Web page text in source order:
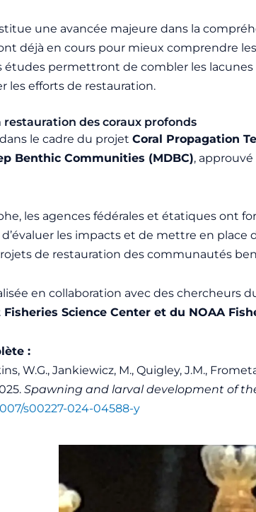
une avancée majeure dans la
déjà en cours pour mieux comprendre les
études permettront de combler les
les efforts de restauration.
restauration des coraux profonds
le cadre du projet Coral Propagation
Benthic Communities (MDBC),
les agences fédérales et étatiques ont
les impacts et de mettre en place
de restauration des communautés
en collaboration avec des chercheurs
Fisheries Science Center et du NOAA
:
W.G., Jankiewicz, M., Quigley, J.M.,
Spawning and larval development of
s00227-024-04588-y